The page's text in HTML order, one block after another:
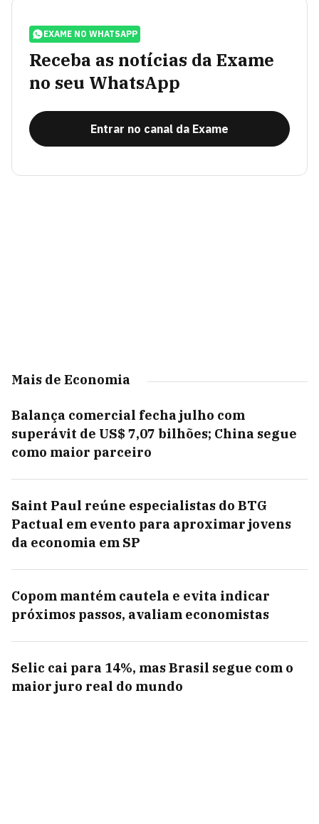
EXAME NO WHATSAPP
Receba as notícias da Exame
no seu WhatsApp
Entrar no canal da Exame
Mais de Economia
Balança comercial fecha julho com
superávit de US$ 7,07 bilhões; China segue
como maior parceiro
Saint Paul reúne especialistas do BTG
Pactual em evento para aproximar jovens
da economia em SP
Copom mantém cautela e evita indicar
próximos passos, avaliam economistas
Selic cai para 14%, mas Brasil segue com o
maior juro real do mundo